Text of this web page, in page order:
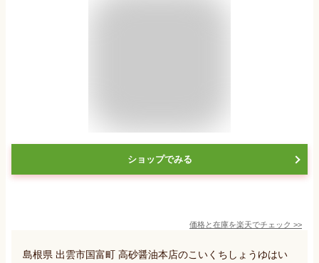
ショップでみる
価格と在庫を楽天でチェック >>
島根県 出雲市国富町 高砂醤油本店のこいくちしょうゆはい